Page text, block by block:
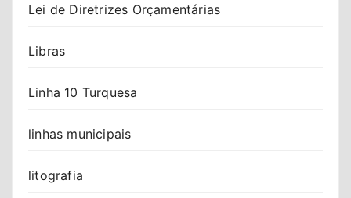
Lei de Diretrizes Orçamentárias
Libras
Linha 10 Turquesa
linhas municipais
litografia